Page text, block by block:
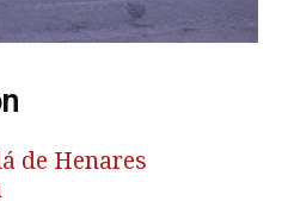
de Henares